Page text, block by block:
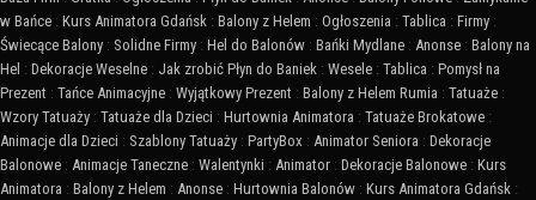
w Bańce : Kurs Animatora Gdańsk : Balony z Helem : Ogłoszenia : Tablica : Firmy :
Świecące Balony : Solidne Firmy : Hel do Balonów : Bańki Mydlane : Anonse : Balony na
Hel : Dekoracje Weselne : Jak zrobić Płyn do Baniek : Wesele : Tablica : Pomysł na
Prezent : Tańce Animacyjne : Wyjątkowy Prezent : Balony z Helem Rumia : Tatuaże :
Wzory Tatuaży : Tatuaże dla Dzieci : Hurtownia Animatora : Tatuaże Brokatowe :
Animacje dla Dzieci : Szablony Tatuaży : PartyBox : Animator Seniora : Dekoracje
Balonowe : Animacje Taneczne : Walentynki : Animator : Dekoracje Balonowe : Kurs
Animatora : Balony z Helem : Anonse : Hurtownia Balonów : Kurs Animatora Gdańsk :